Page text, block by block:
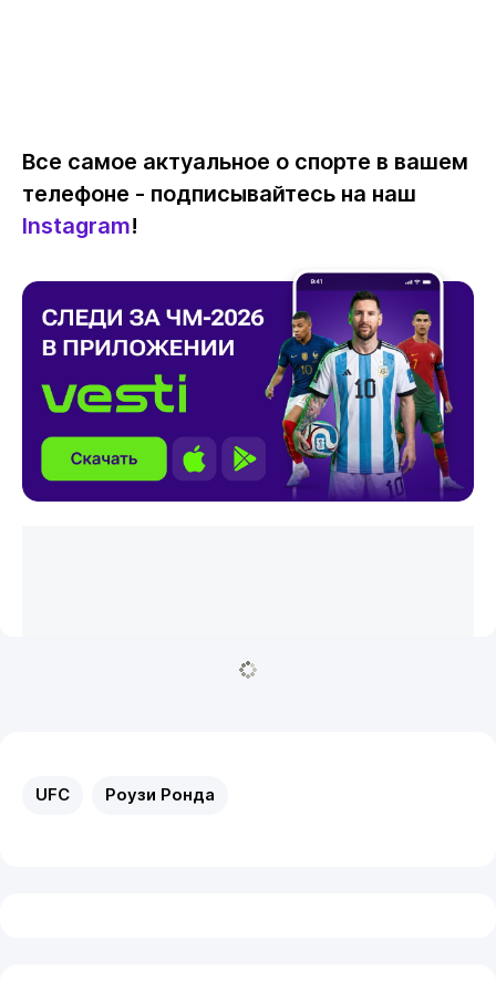
Все самое актуальное о спорте в вашем
телефоне - подписывайтесь на наш
Instagram!
UFC Роузи Ронда